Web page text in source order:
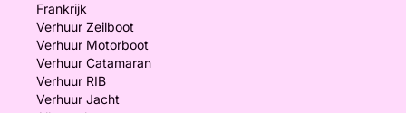
Frankrijk
Verhuur Zeilboot
Verhuur Motorboot
Verhuur Catamaran
Verhuur RIB
Verhuur Jacht